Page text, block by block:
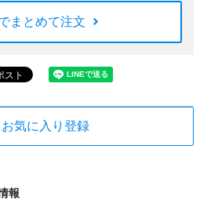
まとめて注文
お気に入り登録
報